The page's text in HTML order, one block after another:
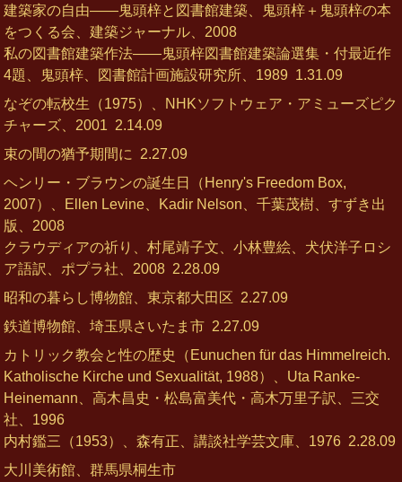
建築家の自由――鬼頭梓と図書館建築、鬼頭梓＋鬼頭梓の本
をつくる会、建築ジャーナル、2008
私の図書館建築作法――鬼頭梓図書館建築論選集・付最近作
4題、鬼頭梓、図書館計画施設研究所、1989 1.31.09
なぞの転校生（1975）、NHKソフトウェア・アミューズピク
チャーズ、2001 2.14.09
束の間の猶予期間に
2.27.09
ヘンリー・ブラウンの誕生日（Henry's Freedom Box,
2007）、Ellen Levine、Kadir Nelson、千葉茂樹、すずき出
版、2008
クラウディアの祈り、村尾靖子文、小林豊絵、犬伏洋子ロシ
ア語訳、ポプラ社、2008 2.28.09
昭和の暮らし博物館、東京都大田区 2.27.09
鉄道博物館、埼玉県さいたま市 2.27.09
カトリック教会と性の歴史（Eunuchen für das Himmelreich.
Katholische Kirche und Sexualität, 1988）、Uta Ranke‐
Heinemann、高木昌史・松島富美代・高木万里子訳、三交
社、1996
内村鑑三（1953）、森有正、講談社学芸文庫、1976 2.28.09
大川美術館、群馬県桐生市